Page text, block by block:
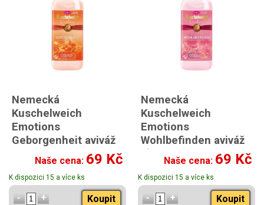
Nemecká
Kuschelweich
Emotions
Geborgenheit aviváž
oranžová 38praní 1l
Naše cena: 69 Kč
K dispozici 15 a více ks
Koupit
Nemecká
Kuschelweich
Emotions
Wohlbefinden aviváž
růžová 1l
Naše cena: 69 Kč
K dispozici 15 a více ks
Koupit